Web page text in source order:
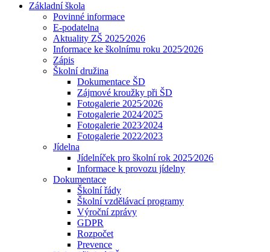
Základní škola
Povinné informace
E-podatelna
Aktuality ZŠ 2025⁄2026
Informace ke školnímu roku 2025⁄2026
Zápis
Školní družina
Dokumentace ŠD
Zájmové kroužky při ŠD
Fotogalerie 2025⁄2026
Fotogalerie 2024⁄2025
Fotogalerie 2023⁄2024
Fotogalerie 2022⁄2023
Jídelna
Jídelníček pro školní rok 2025⁄2026
Informace k provozu jídelny
Dokumentace
Školní řády
Školní vzdělávací programy
Výroční zprávy
GDPR
Rozpočet
Prevence